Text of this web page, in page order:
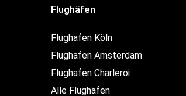
Flughäfen
Flughafen Köln
Flughafen Amsterdam
Flughafen Charleroi
Alle Flughäfen